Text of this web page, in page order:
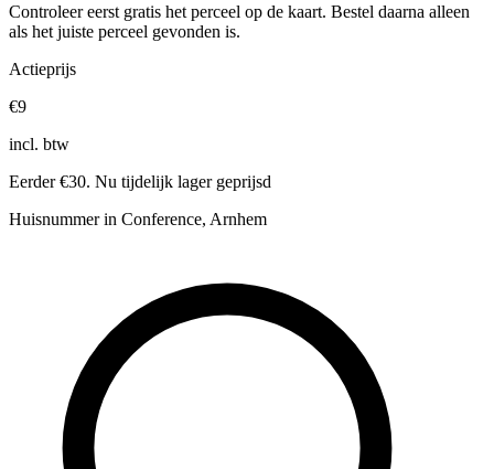
Controleer eerst gratis het perceel op de kaart. Bestel daarna alleen
als het juiste perceel gevonden is.
Actieprijs
€9
incl. btw
Eerder €30. Nu tijdelijk lager geprijsd
Huisnummer in Conference, Arnhem